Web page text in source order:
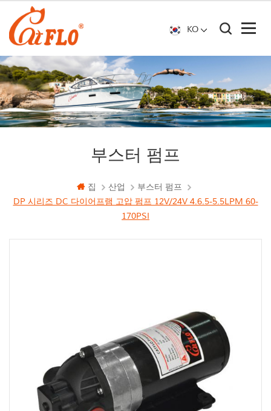
KO
부스터 펌프
집 산업
부스터 펌프
DP 시리즈 DC 다이어프램 고압 펌프 12V/24V 4.6.5-5.5LPM 60-
170PSI